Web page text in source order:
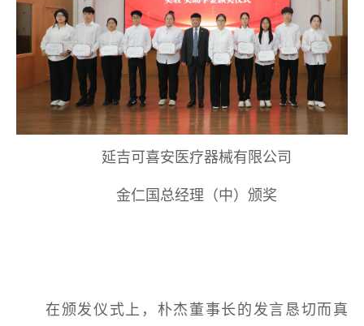
延吉可喜安医疗器械有限公司
金仁国总经理（中）颁奖
在颁发仪式上，朴杰董事长的发言恳切而真